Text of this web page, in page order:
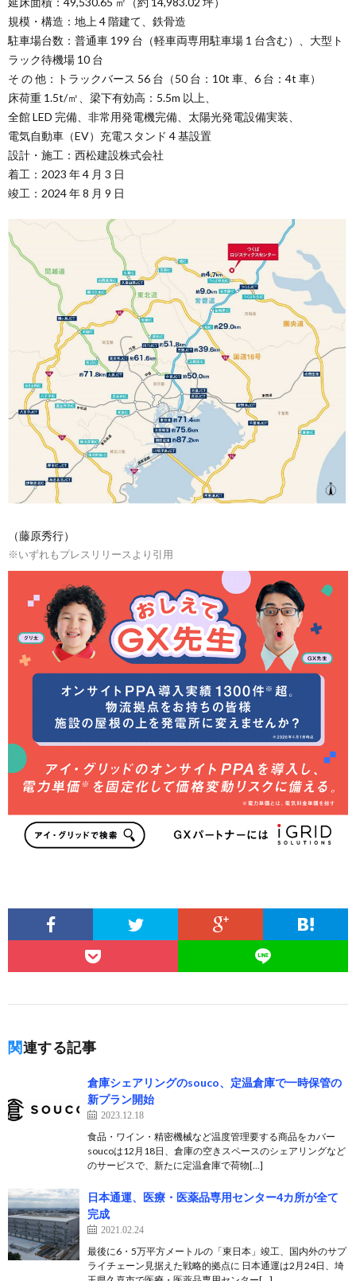
規模・構造：地上 4 階建て、鉄骨造
駐車場台数：普通車 199 台（軽車両専用駐車場 1 台含む）、大型ト
ラック待機場 10 台
そ の 他：トラックバース 56 台（50 台：10t 車、6 台：4t 車）
床荷重 1.5t/㎡、梁下有効高：5.5m 以上、
全館 LED 完備、非常用発電機完備、太陽光発電設備実装、
電気自動車（EV）充電スタンド 4 基設置
設計・施工：西松建設株式会社
着工：2023 年 4 月 3 日
竣工：2024 年 8 月 9 日
（藤原秀行）
※いずれもプレスリリースより引用
関連する記事
倉庫シェアリングのsouco、定温倉庫で一時保管の
新プラン開始
2023.12.18
食品・ワイン・精密機械など温度管理要する商品をカバー
soucoは12月18日、倉庫の空きスペースのシェアリングなど
のサービスで、新たに定温倉庫で荷物[…]
日本通運、医療・医薬品専用センター4カ所が全て
完成
2021.02.24
最後に6・5万平方メートルの「東日本」竣工、国内外のサプ
ライチェーン見据えた戦略的拠点に 日本通運は2月24日、埼